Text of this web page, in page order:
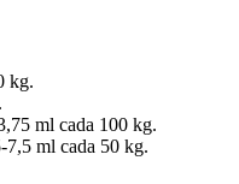
kg.
ml cada 100 kg.
ml cada 50 kg.